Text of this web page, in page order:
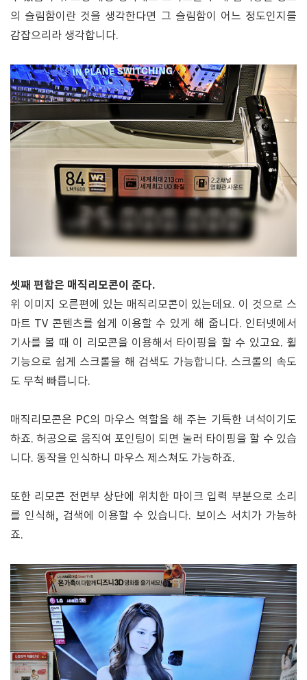
의 슬림함이란 것을 생각한다면 그 슬림함이 어느 정도인지를
감잡으리라 생각합니다.
셋째 편함은 매직리모콘이 준다.
위 이미지 오른편에 있는 매직리모콘이 있는데요. 이 것으로 스
마트 TV 콘텐츠를 쉽게 이용할 수 있게 해 줍니다. 인터넷에서
기사를 볼 때 이 리모콘을 이용해서 타이핑을 할 수 있고요. 휠
기능으로 쉽게 스크롤을 해 검색도 가능합니다. 스크롤의 속도
도 무척 빠릅니다.
매직리모콘은 PC의 마우스 역할을 해 주는 기특한 녀석이기도
하죠. 허공으로 움직여 포인팅이 되면 눌러 타이핑을 할 수 있습
니다. 동작을 인식하니 마우스 제스쳐도 가능하죠.
또한 리모콘 전면부 상단에 위치한 마이크 입력 부분으로 소리
를 인식해, 검색에 이용할 수 있습니다. 보이스 서치가 가능하
죠.